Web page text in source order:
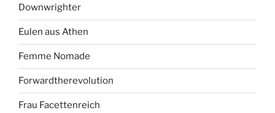
Downwrighter
Eulen aus Athen
Femme Nomade
Forwardtherevolution
Frau Facettenreich